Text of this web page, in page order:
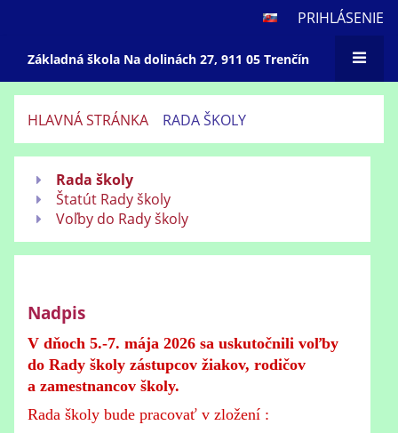
PRIHLÁSENIE
Základná škola Na dolinách 27, 911 05 Trenčín
HLAVNÁ STRÁNKA RADA ŠKOLY
školyRada školy
Štatút Rady školy
Voľby do Rady školy
Nadpis
V dňoch 5.-7. mája 2026 sa uskutočnili voľby
do Rady školy zástupcov žiakov, rodičov
a zamestnancov školy.
Rada školy bude pracovať v zložení :